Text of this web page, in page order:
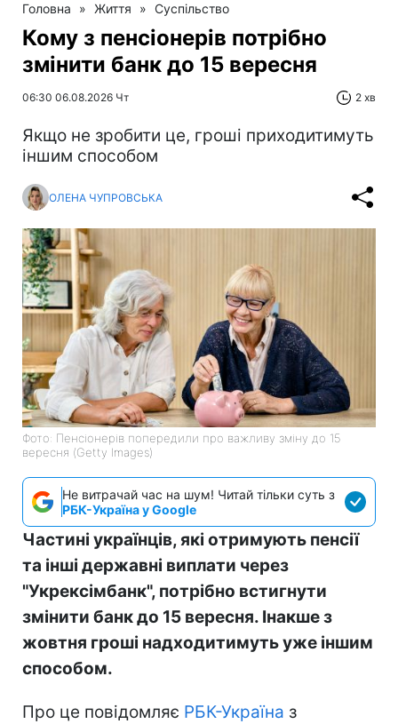
Головна » Життя » Суспільство
Кому з пенсіонерів потрібно
змінити банк до 15 вересня
06:30 06.08.2026 Чт 2 хв
Якщо не зробити це, гроші приходитимуть
іншим способом
ОЛЕНА ЧУПРОВСЬКА
Фото: Пенсіонерів попередили про важливу зміну до 15
вересня (Getty Images)
Не витрачай час на шум! Читай тільки суть з
РБК-Україна у Google
Частині українців, які отримують пенсії
та інші державні виплати через
"Укрексімбанк", потрібно встигнути
змінити банк до 15 вересня. Інакше з
жовтня гроші надходитимуть уже іншим
способом.
Про це повідомляє РБК-Україна з